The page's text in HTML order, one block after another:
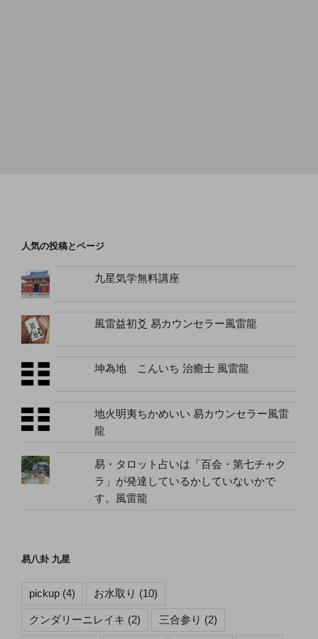
人気の投稿とページ
九星気学無料講座
風雷益初爻 易カウンセラー風雷龍
坤為地 こんいち 治癒士 風雷龍
地火明夷ちかめいい 易カウンセラー風雷
龍
易・タロット占いは「百会・第七チャク
ラ」が発達しているかしていないかで
す。風雷龍
易八卦 九星
pickup (4) お水取り (10)
クンダリーニレイキ (2) 三合参り (2)